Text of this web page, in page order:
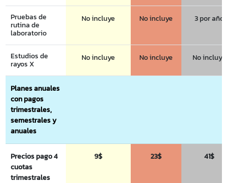
Pruebas de
rutina de
laboratorio
No incluye No incluye 3 por año
Estudios de
rayos X
No incluye No incluye No incluye
Planes anuales
con pagos
trimestrales,
semestrales y
anuales
Precios pago 4
cuotas
trimestrales
9$ 23$ 41$